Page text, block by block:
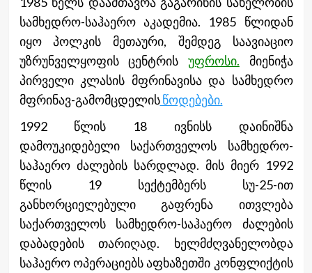
სამხედრო-საჰაერო აკადემია. 1985 წლიდან
იყო პოლკის მეთაური, შემდეგ საავიაციო
უზრუნველყოფის ცენტრის უფროსი. მიენიჭა
პირველი კლასის მფრინავისა და სამხედრო
მფრინავ-გამომცდელისწოდებები.
1992 წლის 18 ივნისს დაინიშნა
დამოუკიდებელი საქართველოს სამხედრო-
საჰაერო ძალების სარდლად. მის მიერ 1992
წლის 19 სექტემბერს სუ-25-ით
განხორციელებული გაფრენა ითვლება
საქართველოს სამხედრო-საჰაერო ძალების
დაბადების თარიღად. ხელმძღვანელობდა
საჰაერო ოპერაციებს აფხაზეთში კონფლიქტის